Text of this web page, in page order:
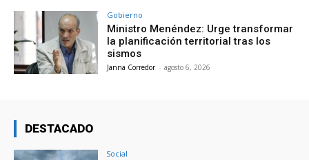
Gobierno
Ministro Menéndez: Urge transformar
la planificación territorial tras los
sismos
Janna Corredor - agosto 6, 2026
DESTACADO
Social